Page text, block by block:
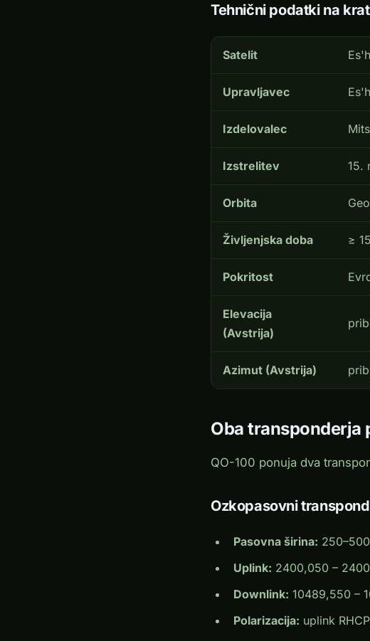
Tehnični podatki na
Satelit
Upravljavec
Izdelovalec
Izstrelitev 15.
Orbita
Življenjska doba ≥
Pokritost
Elevacija
(Avstrija)
Azimut (Avstrija)
Oba transponderja
QO-100 ponuja dva
Ozkopasovni
Pasovna širina:
Uplink: 2400,050 –
Downlink: 10489,550 –
Polarizacija: uplink